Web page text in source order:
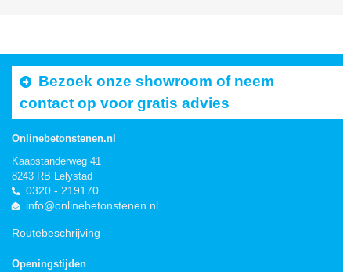
Bezoek onze showroom of neem
contact op voor gratis advies
Onlinebetonstenen.nl
Kaapstanderweg 41
8243 RB Lelystad
0320 - 219170
info@onlinebetonstenen.nl
Routebeschrijving
Openingstijden